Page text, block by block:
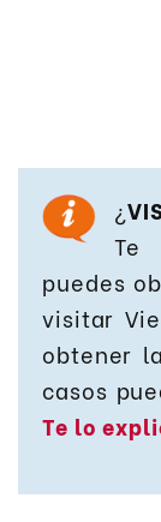
¿
Te
puedes
visitar
obtener la
casos
Te lo